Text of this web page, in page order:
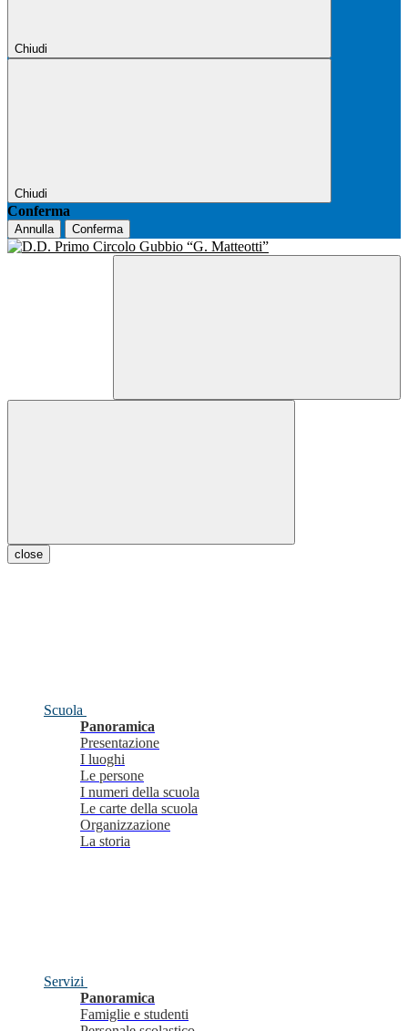
Chiudi
Chiudi
Conferma
Annulla Conferma
close
Scuola
Panoramica
Presentazione
I luoghi
Le persone
I numeri della scuola
Le carte della scuola
Organizzazione
La storia
Servizi
Panoramica
Famiglie e studenti